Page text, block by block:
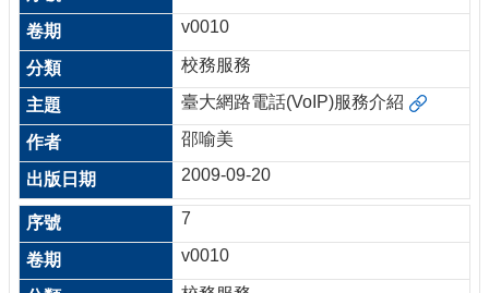
v0010
校務服務
臺大網路電話(VoIP)服務介紹
邵喻美
2009-09-20
7
v0010